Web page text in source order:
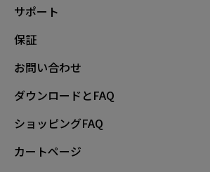
サポート
保証
お問い合わせ
ダウンロードとFAQ
ショッピングFAQ
カートページ